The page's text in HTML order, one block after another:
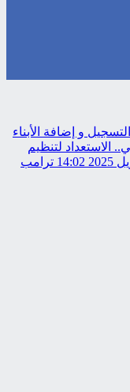
و إضافة الأبناء
الاستعداد لتنظيم
14:02 ترامب